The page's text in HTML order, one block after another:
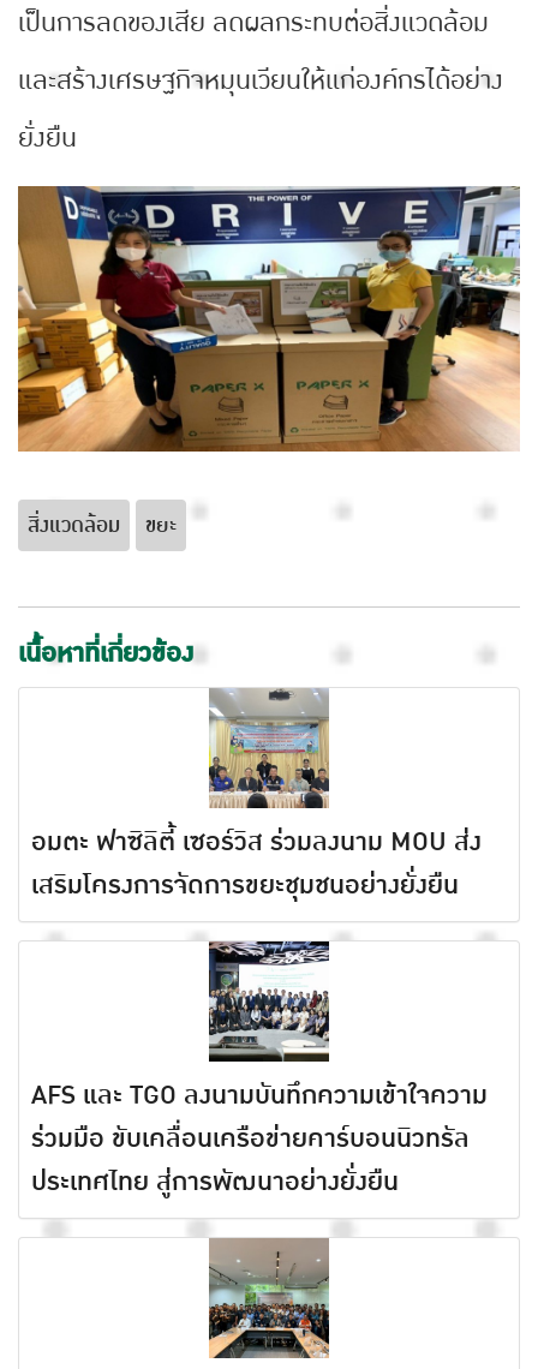
เป็นการลดของเสีย ลดผลกระทบต่อสิ่งแวดล้อม
และสร้างเศรษฐกิจหมุนเวียนให้แก่องค์กรได้อย่าง
ยั่งยืน
สิ่งแวดล้อม ขยะ
เนื้อหาที่เกี่ยวข้อง
อมตะ ฟาซิลิตี้ เซอร์วิส ร่วมลงนาม MOU ส่ง
เสริมโครงการจัดการขยะชุมชนอย่างยั่งยืน
AFS และ TGO ลงนามบันทึกความเข้าใจความ
ร่วมมือ ขับเคลื่อนเครือข่ายคาร์บอนนิวทรัล
ประเทศไทย สู่การพัฒนาอย่างยั่งยืน